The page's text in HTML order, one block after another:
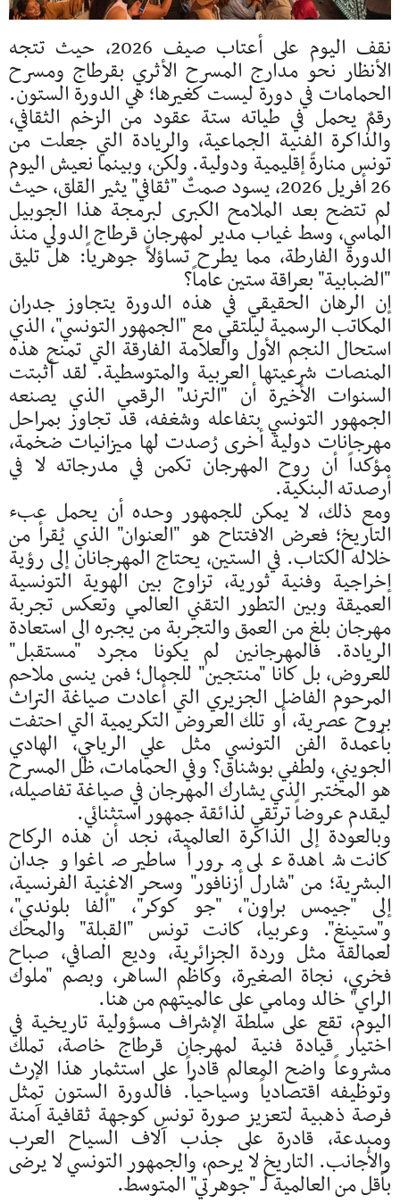
نقف اليوم على أعتاب صيف 2026، حيث تتجه
الأنظار نحو مدارج المسرح الأثري بقرطاج ومسرح
الحمامات في دورة ليست كغيرها؛ هي الدورة الستون.
رقمٌ يحمل في طياته ستة عقود من الزخم الثقافي،
والذاكرة الفنية الجماعية، والريادة التي جعلت من
تونس منارةً إقليمية ودولية. ولكن، وبينما نعيش اليوم
26 أفريل 2026، يسود صمتٌ "ثقافي" يثير القلق، حيث
لم تتضح بعد الملامح الكبرى لبرمجة هذا الجوبيل
الماسي، وسط غياب مدير لمهرجان قرطاج الدولي منذ
الدورة الفارطة، مما يطرح تساؤلاً جوهرياً: هل تليق
"الضبابية" بعراقة ستين عاماً؟
إن الرهان الحقيقي في هذه الدورة يتجاوز جدران
المكاتب الرسمية ليلتقي مع "الجمهور التونسي"، الذي
استحال النجم الأول والعلامة الفارقة التي تمنح هذه
المنصات شرعيتها العربية والمتوسطية. لقد أثبتت
السنوات الأخيرة أن "الترند" الرقمي الذي يصنعه
الجمهور التونسي بتفاعله وشغفه، قد تجاوز بمراحل
مهرجانات دولية أخرى رُصدت لها ميزانيات ضخمة،
مؤكداً أن روح المهرجان تكمن في مدرجاته لا في
أرصدته البنكية.
ومع ذلك، لا يمكن للجمهور وحده أن يحمل عبء
التاريخ؛ فعرض الافتتاح هو "العنوان" الذي يُقرأ من
خلاله الكتاب. في الستين، يحتاج المهرجانان إلى رؤية
إخراجية وفنية ثورية، تزاوج بين الهوية التونسية
العميقة وبين التطور التقني العالمي وتعكس تجربة
مهرجان بلغ من العمق والتجربة من يجبره الى استعادة
الريادة. فالمهرجانين لم يكونا مجرد "مستقبل"
للعروض، بل كانا "منتجين" للجمال؛ فمن ينسى ملاحم
المرحوم الفاضل الجزيري التي أعادت صياغة التراث
بروح عصرية، أو تلك العروض التكريمية التي احتفت
بأعمدة الفن التونسي مثل علي الرياحي، الهادي
الجويني، ولطفي بوشناق؟ وفي الحمامات، ظل المسرح
هو المختبر الذي يشارك المهرجان في صياغة تفاصيله،
ليقدم عروضاً ترتقي لذائقة جمهور استثنائي.
وبالعودة إلى الذاكرة العالمية، نجد أن هذه الركاح
كانت شاهدة على مرور أساطير صاغوا وجدان
البشرية؛ من "شارل أزنافور" وسحر الاغنية الفرنسية،
إلى "جيمس براون"، "جو كوكر"، "ألفا بلوندي"،
و"ستينغ". وعربياً، كانت تونس "القبلة" والمحك
لعمالقة مثل وردة الجزائرية، وديع الصافي، صباح
فخري، نجاة الصغيرة، وكاظم الساهر، وبصم "ملوك
الراي" خالد ومامي على عالميتهم من هنا.
اليوم، تقع على سلطة الإشراف مسؤولية تاريخية في
اختيار قيادة فنية لمهرجان قرطاج خاصة، تملك
مشروعاً واضح المعالم قادراً على استثمار هذا الإرث
وتوظيفه اقتصادياً وسياحياً. فالدورة الستون تمثل
فرصة ذهبية لتعزيز صورة تونس كوجهة ثقافية آمنة
ومبدعة، قادرة على جذب آلاف السياح العرب
والأجانب. التاريخ لا يرحم، والجمهور التونسي لا يرضى
بأقل من العالمية لـ "جوهرتي" المتوسط.